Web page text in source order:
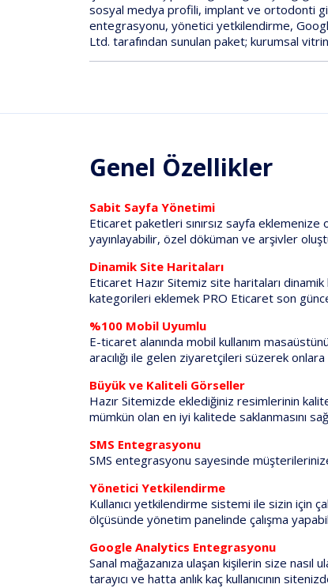
sosyal medya profili, implant ve ortodonti
entegrasyonu,yönetici yetkilendirme,
Ltd. tarafından sunulan paket; kurumsal
Genel Özellikler
Sabit Sayfa Yönetimi
Eticaret paketleri sınırsız sayfa eklemenize
yayınlayabilir, özel döküman ve arşivler
Dinamik Site Haritaları
Eticaret Hazır Sitemiz site haritaları
kategorileri eklemek PRO Eticaret son
%100 Mobil Uyumlu
E-ticaret alanında mobil kullanım
aracılığı ile gelen ziyaretçileri süzerek
Büyük ve Kaliteli Görseller
Hazır Sitemizde eklediğiniz resimlerinin
mümkün olan en iyi kalitede saklanmasını
SMS Entegrasyonu
SMS entegrasyonu sayesinde
Yönetici Yetkilendirme
Kullanıcı yetkilendirme sistemi ile sizin için
ölçüsünde yönetim panelinde çalışma
Google Analytics Entegrasyonu
Sanal mağazanıza ulaşan kişilerin size nasıl
tarayıcı ve hatta anlık kaç kullanıcının